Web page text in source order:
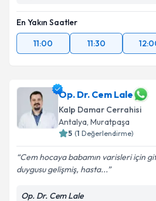
En Yakın Saatler
11:00
11:30
Op. Dr. Cem Lale
Kalp Damar Cerrahisi
Antalya, Muratpaşa
5 (1 Değerlendirme)
Cem hocaya babamın varisleri için
duygusu gelişmiş, hasta...
Op. Dr. Cem Lale